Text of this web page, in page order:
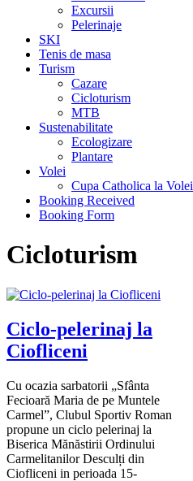
Excursii
Pelerinaje
SKI
Tenis de masa
Turism
Cazare
Cicloturism
MTB
Sustenabilitate
Ecologizare
Plantare
Volei
Cupa Catholica la Volei
Booking Received
Booking Form
Cicloturism
Ciclo-pelerinaj la
Ciofliceni
Cu ocazia sarbatorii „Sfânta
Fecioară Maria de pe Muntele
Carmel”, Clubul Sportiv Roman
propune un ciclo pelerinaj la
Biserica Mănăstirii Ordinului
Carmelitanilor Desculți din
Ciofliceni in perioada 15-